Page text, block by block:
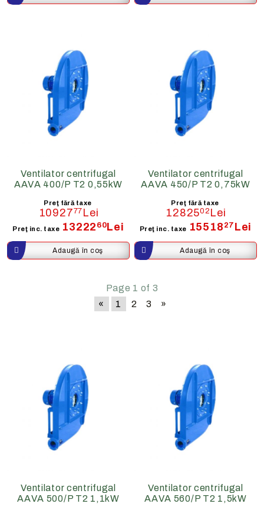
Ventilator centrifugal
AAVA 400/P T2 0,55kW
Preţ fără taxe
1092777 Lei
Preţ inc. taxe 13222 60Lei
Ventilator centrifugal
AAVA 450/P T2 0,75kW
Preţ fără taxe
1282502 Lei
Preţ inc. taxe 15518 27 Lei
Page 1 of 3
«
1 2 3 »
Ventilator centrifugal
AAVA 500/P T2 1,1kW
Ventilator centrifugal
AAVA 560/P T2 1,5kW